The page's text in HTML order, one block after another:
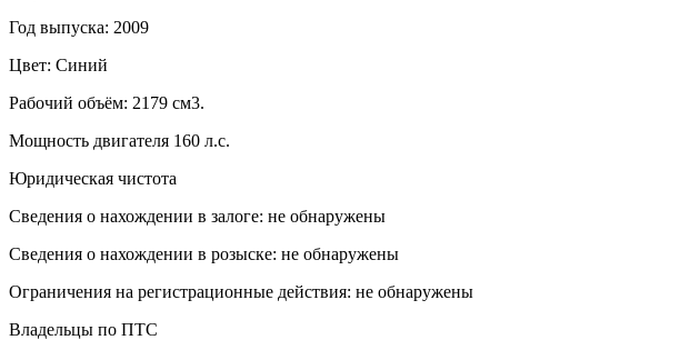
Год выпуска: 2009
Цвет: Синий
Рабочий объём: 2179 см3.
Мощность двигателя 160 л.с.
Юридическая чистота
Сведения о нахождении в залоге: не обнаружены
Сведения о нахождении в розыске: не обнаружены
Ограничения на регистрационные действия: не обнаружены
Владельцы по ПТС